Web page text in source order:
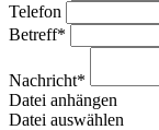
Telefon
Betreff*
Nachricht*
Datei anhängen
Datei auswählen